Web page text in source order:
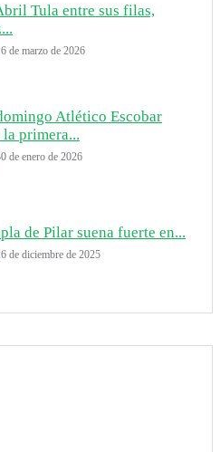
Tula entre sus filas,
de marzo de 2026
Atlético Escobar
la primera...
de enero de 2026
de Pilar suena fuerte en...
de diciembre de 2025